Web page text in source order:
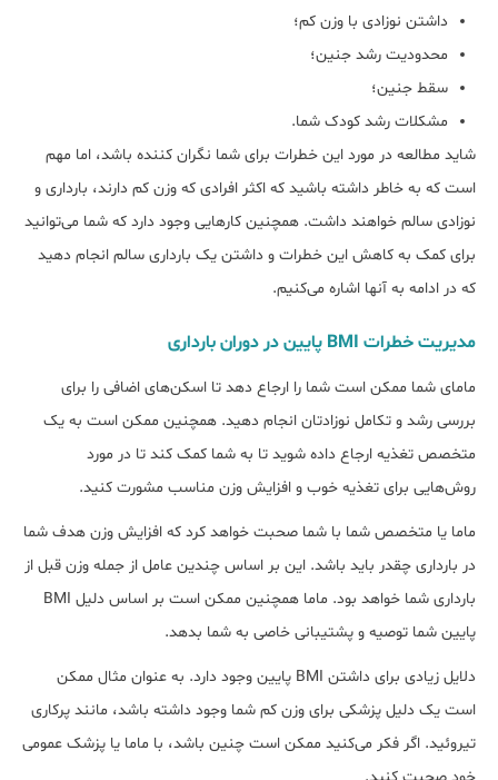
داشتن نوزادی با وزن کم؛
محدودیت رشد جنین؛
سقط جنین؛
مشکلات رشد کودک شما.
شاید مطالعه در مورد این خطرات برای شما نگران کننده باشد، اما مهم
است که به خاطر داشته باشید که اکثر افرادی که وزن کم دارند، بارداری و
نوزادی سالم خواهند داشت. همچنین کارهایی وجود دارد که شما می‌توانید
برای کمک به کاهش این خطرات و داشتن یک بارداری سالم انجام دهید
که در ادامه به آنها اشاره می‌کنیم.
مدیریت خطرات BMI پایین در دوران بارداری
مامای شما ممکن است شما را ارجاع دهد تا اسکن‌های اضافی را برای
بررسی رشد و تکامل نوزادتان انجام دهید. همچنین ممکن است به یک
متخصص تغذیه ارجاع داده شوید تا به شما کمک کند تا در مورد
روش‌هایی برای تغذیه خوب و افزایش وزن مناسب مشورت کنید.
ماما یا متخصص شما با شما صحبت خواهد کرد که افزایش وزن هدف شما
در بارداری چقدر باید باشد. این بر اساس چندین عامل از جمله وزن قبل از
بارداری شما خواهد بود. ماما همچنین ممکن است بر اساس دلیل BMI
پایین شما توصیه و پشتیبانی خاصی به شما بدهد.
دلایل زیادی برای داشتن BMI پایین وجود دارد. به عنوان مثال ممکن
است یک دلیل پزشکی برای وزن کم شما وجود داشته باشد، مانند پرکاری
تیروئید. اگر فکر می‌کنید ممکن است چنین باشد، با ماما یا پزشک عمومی